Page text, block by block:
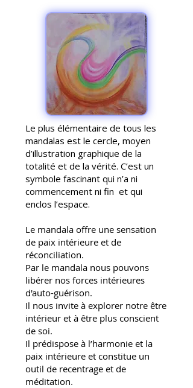
Le plus élémentaire de tous les
mandalas est le cercle, moyen
d’illustration graphique de la
totalité et de la vérité. C’est un
symbole fascinant qui n’a ni
commencement ni fin et qui
enclos l’espace.
Le mandala offre une sensation
de paix intérieure et de
réconciliation.
Par le mandala nous pouvons
libérer nos forces intérieures
d'auto-guérison.
Il nous invite à explorer notre être
intérieur et à être plus conscient
de soi.
Il prédispose à l’harmonie et la
paix intérieure et constitue un
outil de recentrage et de
méditation.